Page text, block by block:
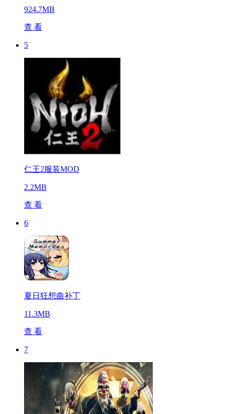
924.7MB
查 看
5
仁王2服装MOD
2.2MB
查 看
6
夏日狂想曲补丁
11.3MB
查 看
7